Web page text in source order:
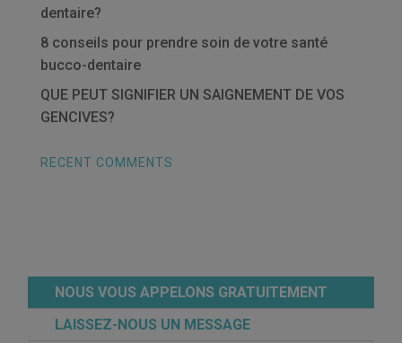
dentaire?
8 conseils pour prendre soin de votre santé
bucco-dentaire
QUE PEUT SIGNIFIER UN SAIGNEMENT DE VOS
GENCIVES?
RECENT COMMENTS
NOUS VOUS APPELONS GRATUITEMENT
LAISSEZ-NOUS UN MESSAGE